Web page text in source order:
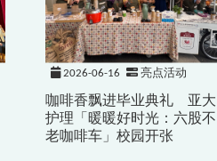
2026-06-16 亮点活动
咖啡香飘进毕业典礼 亚大
护理「暖暖好时光：六股不
老咖啡车」校园开张